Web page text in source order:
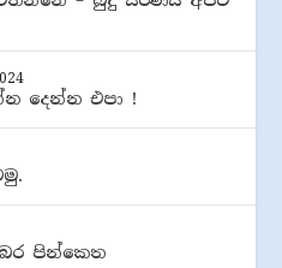
දෙන්න එපා !
පින්කෙත